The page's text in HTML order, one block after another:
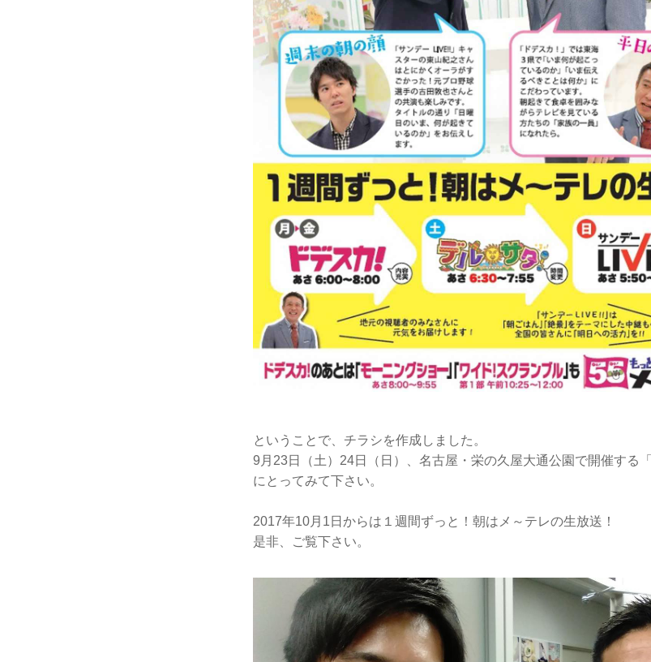
ということで、チラシを作成しました。
9月23日（土）24日（日）、名古屋・栄の久屋大通公園で開催する
にとってみて下さい。
2017年10月1日からは１週間ずっと！朝はメ～テレの生放送！
是非、ご覧下さい。